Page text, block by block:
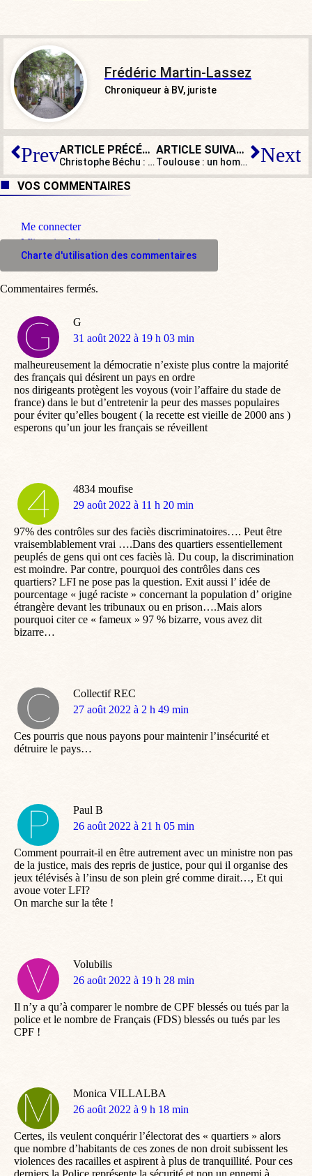
Frédéric Martin-Lassez
Chroniqueur à BV, juriste
Prev ARTICLE PRÉCÉDENT
Christophe Béchu : de la droite, le ministre n’a gardé que des souvenirs… et quelques réflexes
ARTICLE SUIVANT
Toulouse : un homme dégrade le mobilier d’une église et insulte un prêtre Next
VOS COMMENTAIRES
Me connecter
M'inscrire à l'espace commentaire
Charte d'utilisation des commentaires
G
dit
31 août 2022 à 19 h 03 min
malheureusement la démocratie n’existe plus contre la majorité
des français qui désirent un pays en ordre
nos dirigeants protègent les voyous (voir l’affaire du stade de
france) dans le but d’entretenir la peur des masses populaires
pour éviter qu’elles bougent ( la recette est vieille de 2000 ans )
esperons qu’un jour les français se réveillent
4834 moufise
dit
29 août 2022 à 11 h 20 min
97% des contrôles sur des faciès discriminatoires…. Peut être
vraisemblablement vrai ….Dans des quartiers essentiellement
peuplés de gens qui ont ces faciès là. Du coup, la discrimination
est moindre. Par contre, pourquoi des contrôles dans ces
quartiers? LFI ne pose pas la question. Exit aussi l’ idée de
pourcentage « jugé raciste » concernant la population d’ origine
étrangère devant les tribunaux ou en prison….Mais alors
pourquoi citer ce « fameux » 97 % bizarre, vous avez dit
bizarre…
Collectif REC
dit
27 août 2022 à 2 h 49 min
Ces pourris que nous payons pour maintenir l’insécurité et
détruire le pays…
Paul B
dit
26 août 2022 à 21 h 05 min
Comment pourrait-il en être autrement avec un ministre non pas
de la justice, mais des repris de justice, pour qui il organise des
jeux télévisés à l’insu de son plein gré comme dirait…, Et qui
avoue voter LFI?
On marche sur la tête !
Volubilis
dit
26 août 2022 à 19 h 28 min
Il n’y a qu’à comparer le nombre de CPF blessés ou tués par la
police et le nombre de Français (FDS) blessés ou tués par les
CPF !
Monica VILLALBA
dit
26 août 2022 à 9 h 18 min
Certes, ils veulent conquérir l’électorat des « quartiers » alors
que nombre d’habitants de ces zones de non droit subissent les
violences des racailles et aspirent à plus de tranquillité. Pour ces
derniers la Police représente la sécurité et non un ennemi à
Commentaires fermés.